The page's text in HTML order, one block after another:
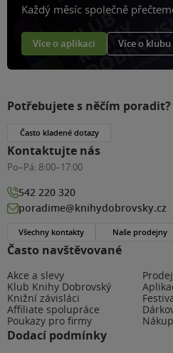
Každý měsíc společně
Více o aplikaci Více o klubu
Často navštěvované
Akce a slevy
Klub Knihy Dobrovský
Knižní závisláci
Affiliate spolupráce
Poukazy pro firmy
Dodací podmínky
Potřebujete s něčím poradit?
Často kladené dotazy
Kontaktujte nás
Po–Pá: 8:00–17:00
542 220 320
poradime@knihydobrovsky.cz
Všechny kontakty Naše prodejny